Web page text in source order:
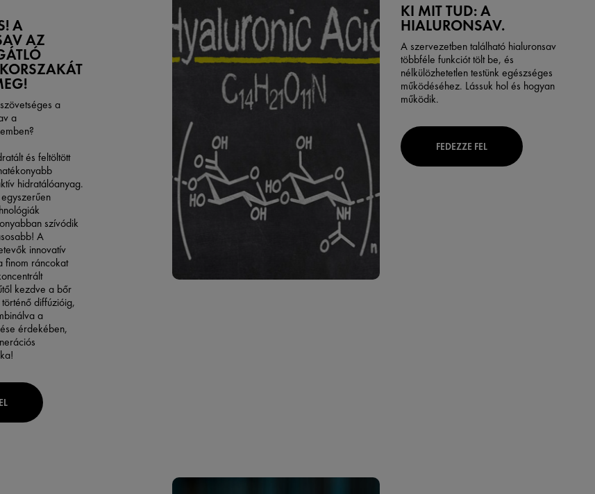
A
AZ
a
a
és feltöltött
hidratálóanyag.
szívódik
A
innovatív
finom ráncokat
kezdve a bőr
diffúzióig,
a
érdekében,
KI MIT TUD: A
HIALURONSAV.
A szervezetben található hialuronsav
többféle funkciót tölt be, és
nélkülözhetetlen testünk egészséges
működéséhez. Lássuk hol és hogyan
működik.
FEDEZZE FEL